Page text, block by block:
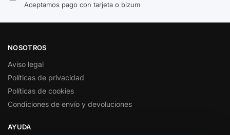
Aceptamos pago con tarjeta o bizum
NOSOTROS
Aviso legal
Políticas de privacidad
Políticas de cookies
Condiciones de envío y devoluciones
AYUDA